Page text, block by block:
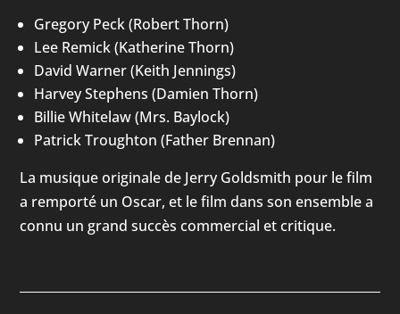
Gregory Peck (Robert Thorn)
Lee Remick (Katherine Thorn)
David Warner (Keith Jennings)
Harvey Stephens (Damien Thorn)
Billie Whitelaw (Mrs. Baylock)
Patrick Troughton (Father Brennan)
La musique originale de Jerry Goldsmith pour le film
a remporté un Oscar, et le film dans son ensemble a
connu un grand succès commercial et critique.